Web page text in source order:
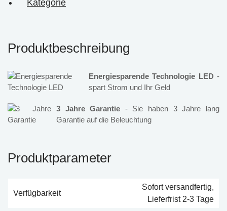
Kategorie
Produktbeschreibung
Energiesparende Technologie LED-
spart Strom und Ihr Geld
3 Jahre Garantie - Sie haben 3 Jahre lang
Garantie auf die Beleuchtung
Produktparameter
Verfügbarkeit
Sofort versandfertig,
Lieferfrist 2-3 Tage